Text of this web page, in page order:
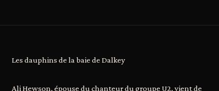
Les dauphins de la baie de Dalkey
Ali Hewson, épouse du chanteur du groupe U2, vient de